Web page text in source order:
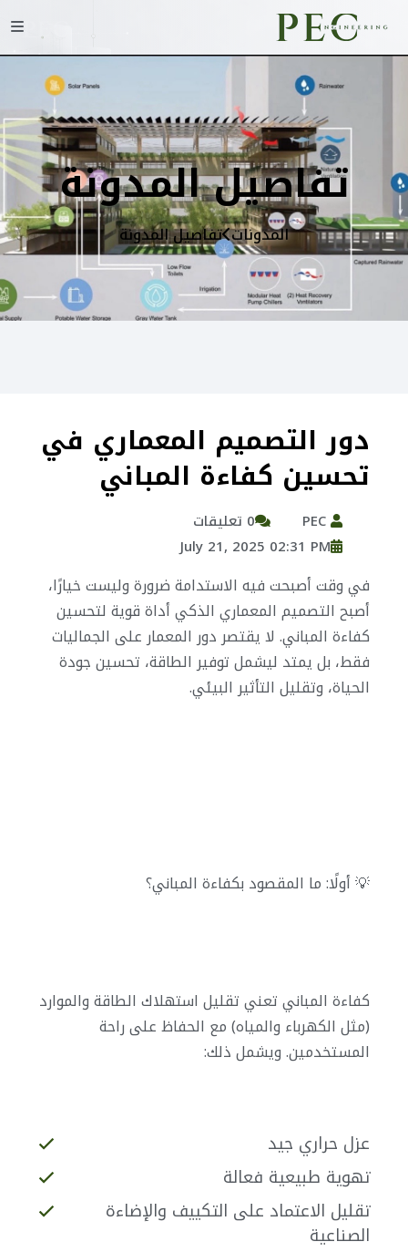
تفاصيل المدونة
المدونات تفاصيل المدونة
دور التصميم المعماري في
تحسين كفاءة المباني
0 تعليقات
July 21, 2025 02:31 PM
في وقت أصبحت فيه الاستدامة ضرورة وليست خيارًا،
أصبح التصميم المعماري الذكي أداة قوية لتحسين
كفاءة المباني. لا يقتصر دور المعمار على الجماليات
فقط، بل يمتد ليشمل توفير الطاقة، تحسين جودة
الحياة، وتقليل التأثير البيئي.
💡 أولًا: ما المقصود بكفاءة المباني؟
كفاءة المباني تعني تقليل استهلاك الطاقة والموارد
(مثل الكهرباء والمياه) مع الحفاظ على راحة
المستخدمين. ويشمل ذلك:
عزل حراري جيد
تهوية طبيعية فعالة
تقليل الاعتماد على التكييف والإضاءة
الصناعية